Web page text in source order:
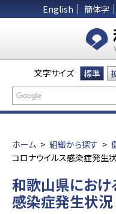
English 簡体字
文字サイズ 標準
ホーム > 組織から探す >
コロナウイルス感染症発生
和歌山県におけ
感染症発生状況